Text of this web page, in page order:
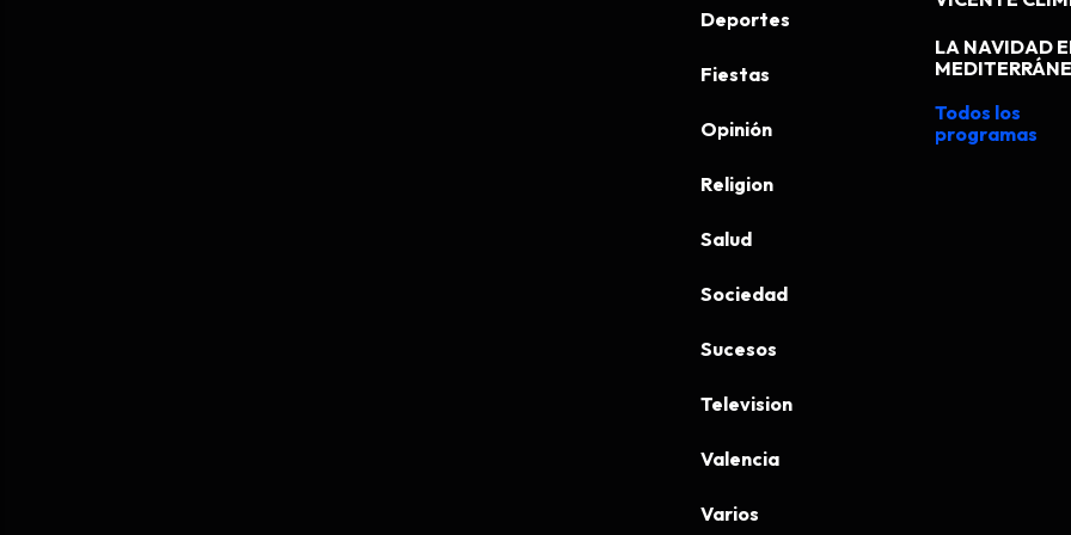
Deportes
Fiestas
Opinión
Religion
Salud
Sociedad
Sucesos
Television
Valencia
Varios
LA NAVIDAD
Todos los
programas